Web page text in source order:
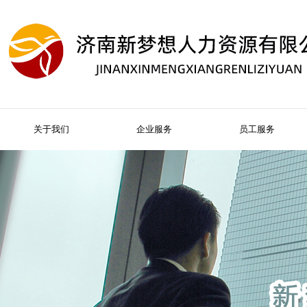
关于我们 企业服务 员工服务